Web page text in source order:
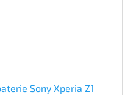
Sony Xperia Z1